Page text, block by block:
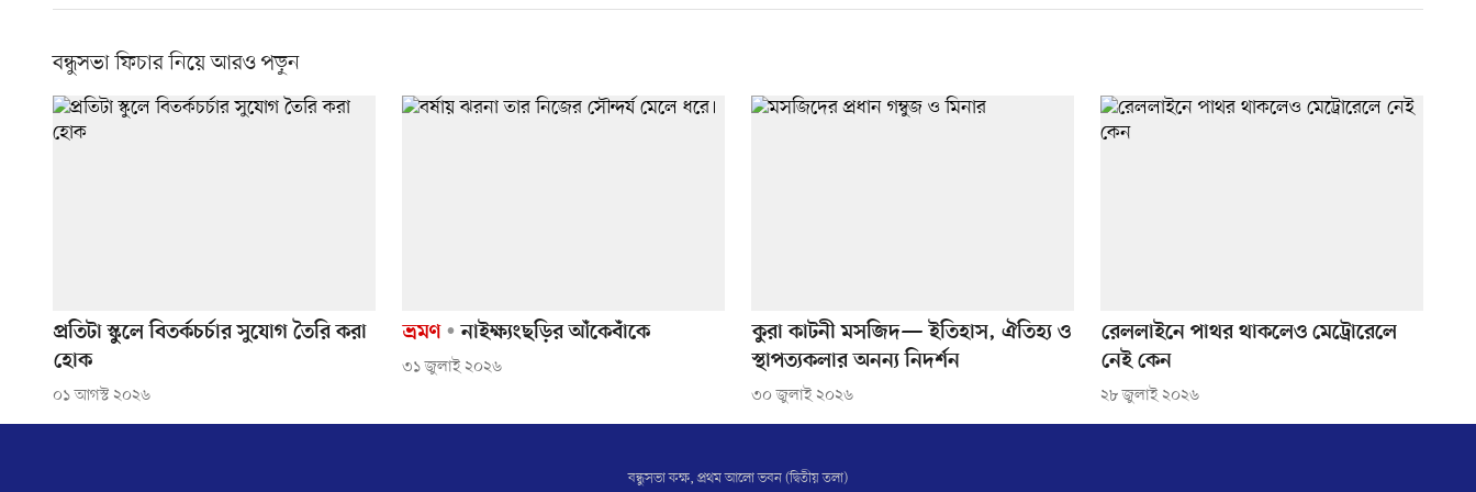
বন্ধুসভা ফিচার নিয়ে আরও পড়ুন
প্রতিটা স্কুলে বিতর্কচর্চার সুযোগ তৈরি করা
হোক
০১ আগস্ট ২০২৬
ভ্রমণ নাইক্ষ্যংছড়ির আঁকেবাঁকে
৩১ জুলাই ২০২৬
কুরা কাটনী মসজিদ— ইতিহাস, ঐতিহ্য ও
স্থাপত্যকলার অনন্য নিদর্শন
৩০ জুলাই ২০২৬
রেললাইনে পাথর থাকলেও মেট্রোরেলে
নেই কেন
২৮ জুলাই ২০২৬
বন্ধুসভা কক্ষ, প্রথম আলো ভবন (দ্বিতীয় তলা)